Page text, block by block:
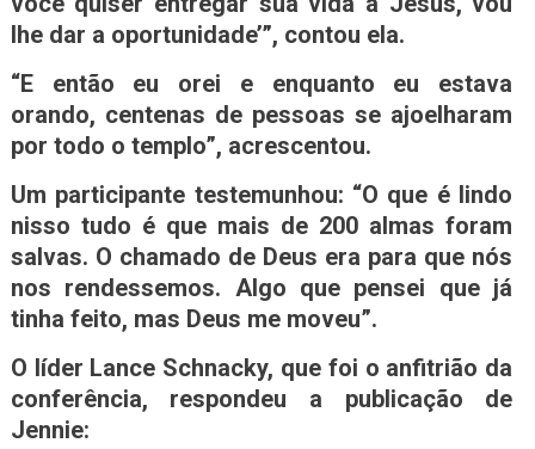
lhe dar a oportunidade’”, contou ela.
“E então eu orei e enquanto eu estava
orando, centenas de pessoas se ajoelharam
por todo o templo”, acrescentou.
Um participante testemunhou: “O que é lindo
nisso tudo é que mais de 200 almas foram
salvas. O chamado de Deus era para que nós
nos rendessemos. Algo que pensei que já
tinha feito, mas Deus me moveu”.
O líder Lance Schnacky, que foi o anfitrião da
conferência, respondeu a publicação de
Jennie: